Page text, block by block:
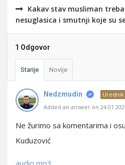
Kakav stav musliman
nesuglasica i smutnji koje su
1 Odgovor
Starije Novije
Nedzmudin
Urednik
Added an answer on
Ne žurimo sa komentarima i
Kuduzović
audio mp3